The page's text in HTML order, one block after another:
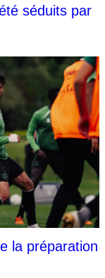
séduits par
la préparation